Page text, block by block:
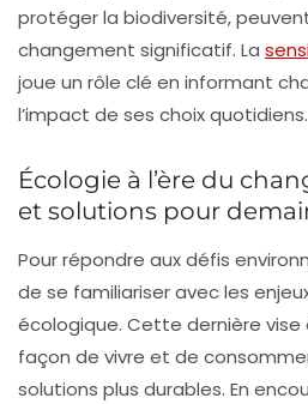
protéger la biodiversité,
changement significatif. La
joue un rôle clé en informant
l’impact de ses choix quotidiens.
Écologie à l’ère du
et solutions pour
Pour répondre aux défis
de se familiariser avec les
écologique. Cette dernière
façon de vivre et de
solutions plus durables. En